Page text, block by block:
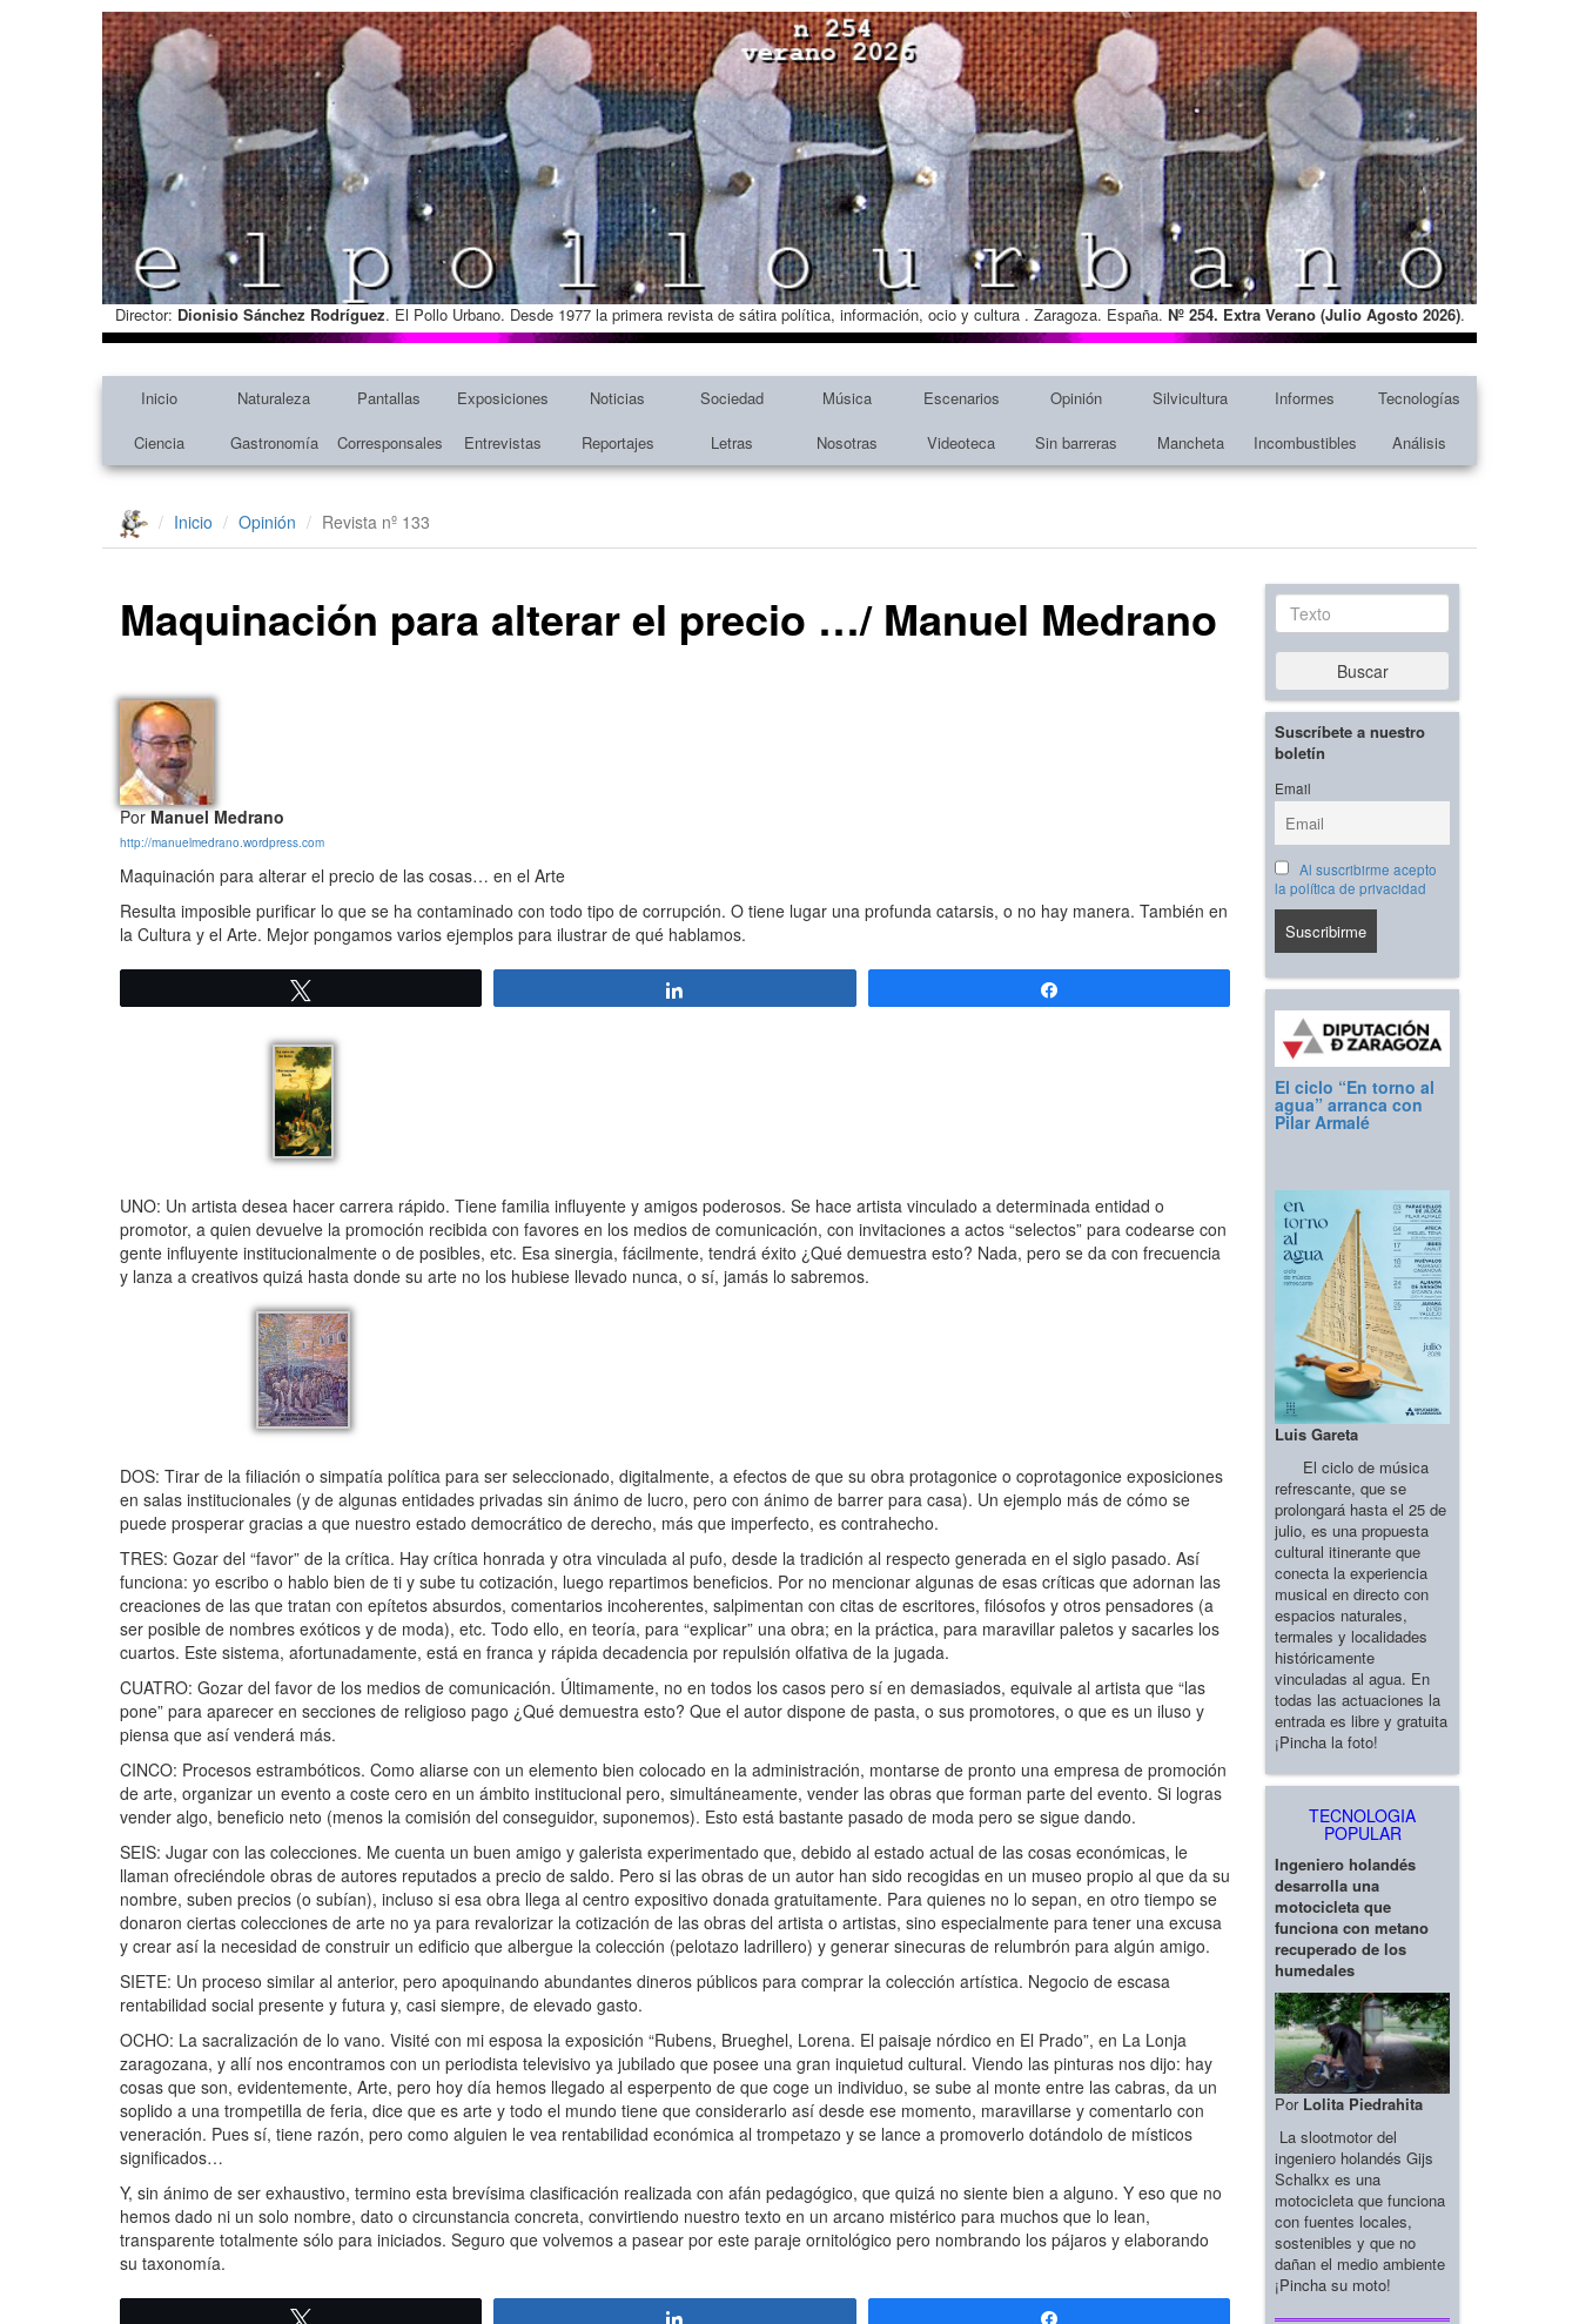
Director: Dionisio Sánchez Rodríguez. El Pollo Urbano. Desde 1977 la primera revista de sátira política, información, ocio y cultura . Zaragoza. España. Nº 254. Extra Verano (Julio Agosto 2026).
Inicio Naturaleza Pantallas Exposiciones Noticias Sociedad Música Escenarios Opinión Silvicultura Informes
Tecnologías
Ciencia
Gastronomía Corresponsales Entrevistas Reportajes Letras Nosotras Videoteca Sin barreras Mancheta Incombustibles Análisis
Inicio Opinión Revista nº 133
Maquinación para alterar el precio …/ Manuel Medrano
PorManuel Medrano
http://manuelmedrano.wordpress.com
Maquinación para alterar el precio de las cosas… en el Arte
Resulta imposible purificar lo que se ha contaminado con todo tipo de corrupción. O tiene lugar una profunda catarsis, o no hay manera. También en
la Cultura y el Arte. Mejor pongamos varios ejemplos para ilustrar de qué hablamos.
UNO: Un artista desea hacer carrera rápido. Tiene familia influyente y amigos poderosos. Se hace artista vinculado a determinada entidad o
promotor, a quien devuelve la promoción recibida con favores en los medios de comunicación, con invitaciones a actos “selectos” para codearse con
gente influyente institucionalmente o de posibles, etc. Esa sinergia, fácilmente, tendrá éxito ¿Qué demuestra esto? Nada, pero se da con frecuencia
y lanza a creativos quizá hasta donde su arte no los hubiese llevado nunca, o sí, jamás lo sabremos.
DOS: Tirar de la filiación o simpatía política para ser seleccionado, digitalmente, a efectos de que su obra protagonice o coprotagonice exposiciones
en salas institucionales (y de algunas entidades privadas sin ánimo de lucro, pero con ánimo de barrer para casa). Un ejemplo más de cómo se
puede prosperar gracias a que nuestro estado democrático de derecho, más que imperfecto, es contrahecho.
TRES: Gozar del “favor” de la crítica. Hay crítica honrada y otra vinculada al pufo, desde la tradición al respecto generada en el siglo pasado. Así
funciona: yo escribo o hablo bien de ti y sube tu cotización, luego repartimos beneficios. Por no mencionar algunas de esas críticas que adornan las
creaciones de las que tratan con epítetos absurdos, comentarios incoherentes, salpimentan con citas de escritores, filósofos y otros pensadores (a
ser posible de nombres exóticos y de moda), etc. Todo ello, en teoría, para “explicar” una obra; en la práctica, para maravillar paletos y sacarles los
cuartos. Este sistema, afortunadamente, está en franca y rápida decadencia por repulsión olfativa de la jugada.
CUATRO: Gozar del favor de los medios de comunicación. Últimamente, no en todos los casos pero sí en demasiados, equivale al artista que “las
pone” para aparecer en secciones de religioso pago ¿Qué demuestra esto? Que el autor dispone de pasta, o sus promotores, o que es un iluso y
piensa que así venderá más.
CINCO: Procesos estrambóticos. Como aliarse con un elemento bien colocado en la administración, montarse de pronto una empresa de promoción
de arte, organizar un evento a coste cero en un ámbito institucional pero, simultáneamente, vender las obras que forman parte del evento. Si logras
vender algo, beneficio neto (menos la comisión del conseguidor, suponemos). Esto está bastante pasado de moda pero se sigue dando.
SEIS: Jugar con las colecciones. Me cuenta un buen amigo y galerista experimentado que, debido al estado actual de las cosas económicas, le
llaman ofreciéndole obras de autores reputados a precio de saldo. Pero si las obras de un autor han sido recogidas en un museo propio al que da su
nombre, suben precios (o subían), incluso si esa obra llega al centro expositivo donada gratuitamente. Para quienes no lo sepan, en otro tiempo se
donaron ciertas colecciones de arte no ya para revalorizar la cotización de las obras del artista o artistas, sino especialmente para tener una excusa
y crear así la necesidad de construir un edificio que albergue la colección (pelotazo ladrillero) y generar sinecuras de relumbrón para algún amigo.
SIETE: Un proceso similar al anterior, pero apoquinando abundantes dineros públicos para comprar la colección artística. Negocio de escasa
rentabilidad social presente y futura y, casi siempre, de elevado gasto.
OCHO: La sacralización de lo vano. Visité con mi esposa la exposición “Rubens, Brueghel, Lorena. El paisaje nórdico en El Prado”, en La Lonja
zaragozana, y allí nos encontramos con un periodista televisivo ya jubilado que posee una gran inquietud cultural. Viendo las pinturas nos dijo: hay
cosas que son, evidentemente, Arte, pero hoy día hemos llegado al esperpento de que coge un individuo, se sube al monte entre las cabras, da un
soplido a una trompetilla de feria, dice que es arte y todo el mundo tiene que considerarlo así desde ese momento, maravillarse y comentarlo con
veneración. Pues sí, tiene razón, pero como alguien le vea rentabilidad económica al trompetazo y se lance a promoverlo dotándolo de místicos
significados…
Y, sin ánimo de ser exhaustivo, termino esta brevísima clasificación realizada con afán pedagógico, que quizá no siente bien a alguno. Y eso que no
hemos dado ni un solo nombre, dato o circunstancia concreta, convirtiendo nuestro texto en un arcano mistérico para muchos que lo lean,
transparente totalmente sólo para iniciados. Seguro que volvemos a pasear por este paraje ornitológico pero nombrando los pájaros y elaborando
su taxonomía.
Texto
Buscar
Suscríbete a nuestro
boletín
Email
Al suscribirme acepto
la política de privacidad
El ciclo “En torno al
agua” arranca con
Pilar Armalé
Luis Gareta
El ciclo de música
refrescante, que se
prolongará hasta el 25 de
julio, es una propuesta
cultural itinerante que
conecta la experiencia
musical en directo con
espacios naturales,
termales y localidades
históricamente
vinculadas al agua. En
todas las actuaciones la
entrada es libre y gratuita
¡Pincha la foto!
TECNOLOGIA
POPULAR
Ingeniero holandés
desarrolla una
motocicleta que
funciona con metano
recuperado de los
humedales
Por Lolita Piedrahita
La slootmotor del
ingeniero holandés Gijs
Schalkx es una
motocicleta que funciona
con fuentes locales,
sostenibles y que no
dañan el medio ambiente
¡Pincha su moto!